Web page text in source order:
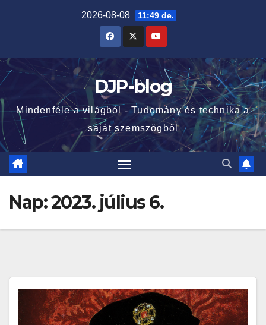
2026-08-08 11:49 de.
DJP-blog
Mindenféle a világból - Tudomány és technika a
saját szemszögből
Nap:2023. július 6.